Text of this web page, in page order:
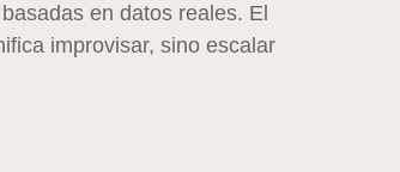
en datos reales. El
improvisar, sino escalar